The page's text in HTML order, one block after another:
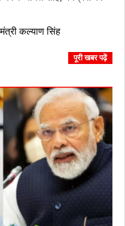
कल्याण सिंह
पूरी खबर पढ़ें